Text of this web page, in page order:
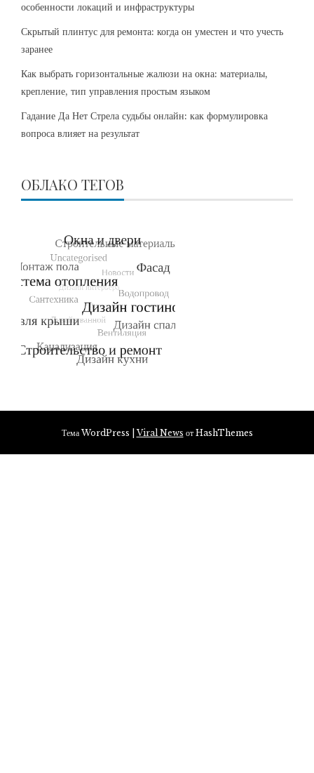
особенности локаций и инфраструктуры
Скрытый плинтус для ремонта: когда он уместен и что учесть
заранее
Как выбрать горизонтальные жалюзи на окна: материалы,
крепление, тип управления простым языком
Гадание Да Нет Стрела судьбы онлайн: как формулировка
вопроса влияет на результат
ОБЛАКО ТЕГОВ
Тема WordPress |Viral News от HashThemes